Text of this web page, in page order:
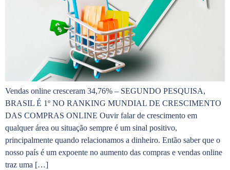
Vendas online cresceram 34,76% – SEGUNDO PESQUISA,
BRASIL É 1º NO RANKING MUNDIAL DE CRESCIMENTO
DAS COMPRAS ONLINE Ouvir falar de crescimento em
qualquer área ou situação sempre é um sinal positivo,
principalmente quando relacionamos a dinheiro. Então saber que o
nosso país é um expoente no aumento das compras e vendas online
traz uma […]